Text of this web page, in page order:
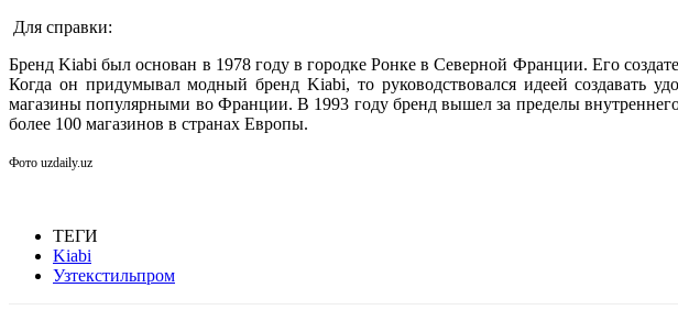
Для справки:
Бренд Kiabi был основан в 1978 году в городке Ронке в Северной Франции. Его
Когда он придумывал модный бренд Kiabi, то руководствовался идеей создавать
магазины популярными во Франции. В 1993 году бренд вышел за пределы
более 100 магазинов в странах Европы.
Фото uzdaily.uz
ТЕГИ
Kiabi
Узтекстильпром